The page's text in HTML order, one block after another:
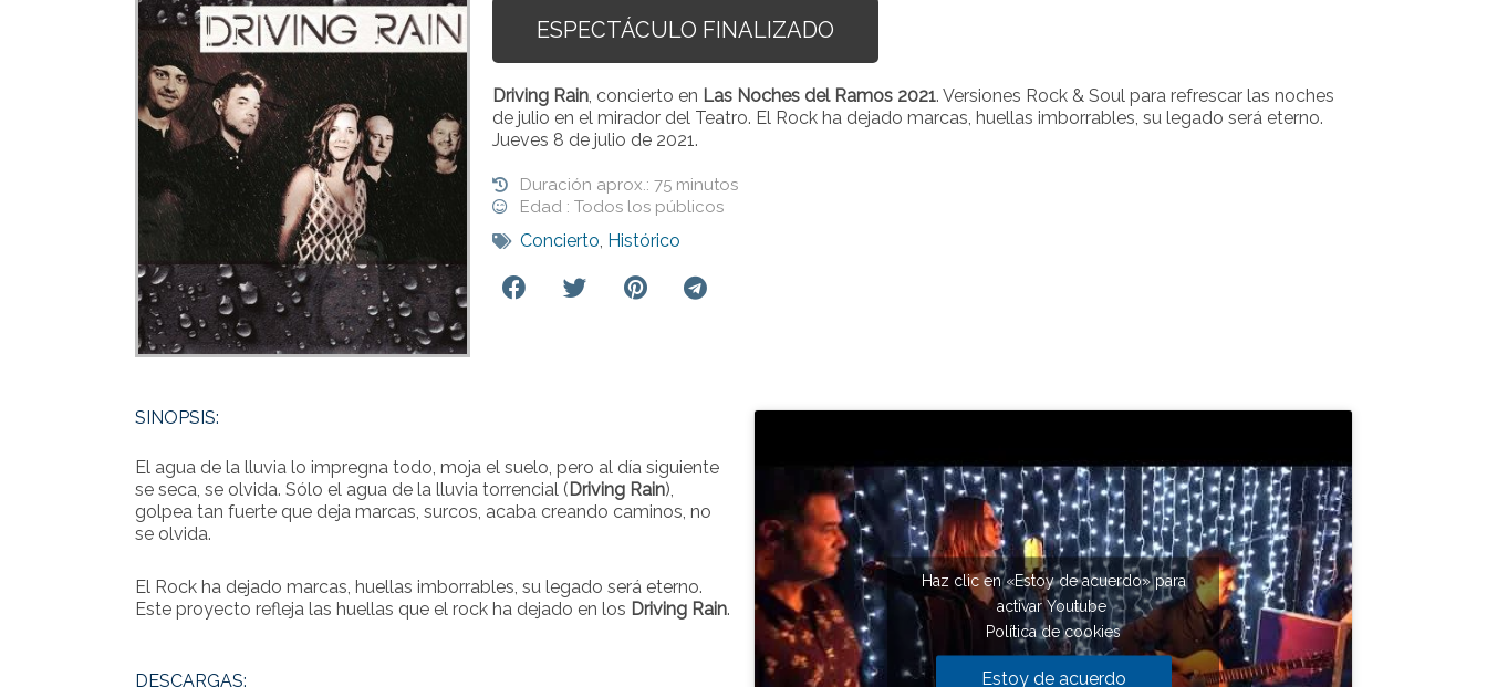
ESPECTÁCULO FINALIZADO
Driving Rain, concierto en Las Noches del Ramos 2021. Versiones Rock & Soul para refrescar las noches
de julio en el mirador del Teatro. El Rock ha dejado marcas, huellas imborrables, su legado será eterno.
Jueves 8 de julio de 2021.
Duración aprox.: 75 minutos
Edad : Todos los públicos
Concierto, Histórico
SINOPSIS:
El agua de la lluvia lo impregna todo, moja el suelo, pero al día siguiente
se seca, se olvida. Sólo el agua de la lluvia torrencial ( Driving Rain),
golpea tan fuerte que deja marcas, surcos, acaba creando caminos, no
se olvida.
El Rock ha dejado marcas, huellas imborrables, su legado será eterno.
Este proyecto refleja las huellas que el rock ha dejado en los Driving Rain.
DESCARGAS:
Haz clic en «Estoy de acuerdo» para
activar Youtube
Política de cookies
Estoy de acuerdo